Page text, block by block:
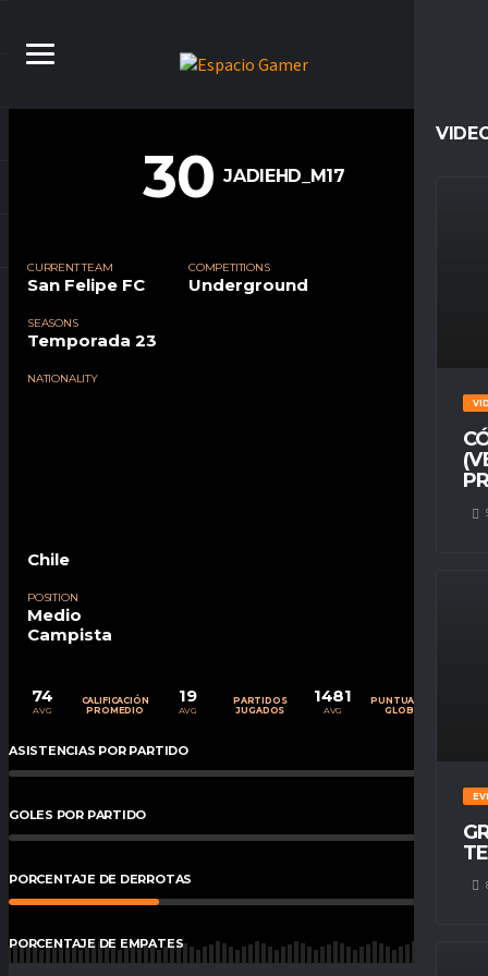
30 JADIEHD_M17
CURRENT TEAM
San Felipe FC
COMPETITIONS
Underground
SEASONS
Temporada 23
NATIONALITY
Chile
POSITION
Medio
Campista
74
AVG
CALIFICACIÓN
PROMEDIO
19
AVG
PARTIDOS
JUGADOS
1481
AVG
PUNTUACIÓN
GLOBAL
ASISTENCIAS POR PARTIDO
GOLES POR PARTIDO
PORCENTAJE DE DERROTAS %
PORCENTAJE DE EMPATES